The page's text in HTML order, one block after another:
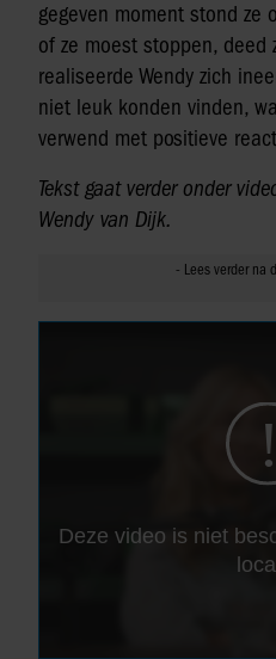
gegeven moment stond ze
of ze moest stoppen, deed
realiseerde Wendy zich
niet leuk konden vinden,
verwend met positieve
Tekst gaat verder onder
Wendy van Dijk.